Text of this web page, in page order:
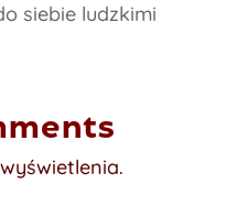
siebie ludzkimi